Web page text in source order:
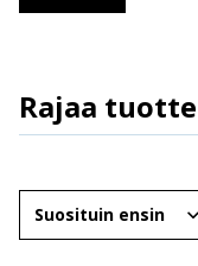
tuttuja
kuukaudessa. Voit
seikkailut Story
kotiisi toimitettuna.
Rajaa
Osasto
Ikäryhmät
Järjestä